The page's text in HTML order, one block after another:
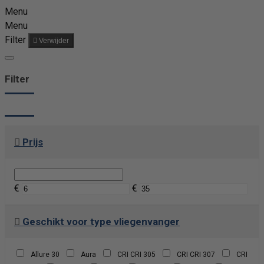
Menu
Menu
Filter
Verwijder
Filter
Prijs
€ €
Geschikt voor type vliegenvanger
Allure 30 Aura CRI CRI 305 CRI CRI 307
CRI